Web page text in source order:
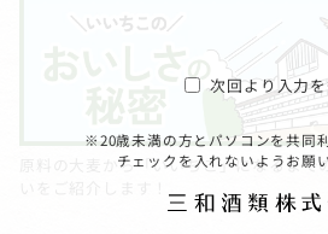
原料の大麦から「いいちこ」になるまで
次回より入力
※20歳未満の方とパソコンを共同
チェックを入れないようお願